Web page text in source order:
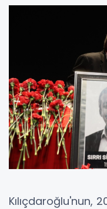
Kılıçdaroğlu'nun,